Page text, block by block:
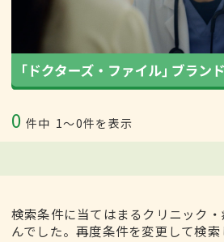
0 件中 1〜0件を表示
検索条件に当てはまるクリニック
んでした。再度条件を変更して検索